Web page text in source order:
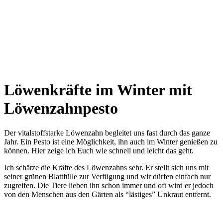
Löwenkräfte im Winter mit
Löwenzahnpesto
Der vitalstoffstarke Löwenzahn begleitet uns fast durch das ganze
Jahr. Ein Pesto ist eine Möglichkeit, ihn auch im Winter genießen zu
können. Hier zeige ich Euch wie schnell und leicht das geht.
Ich schät­ze die Kräf­te des Löwen­zahns sehr. Er stellt sich uns mit
sei­ner grü­nen Blatt­fül­le zur Ver­fü­gung und wir dür­fen ein­fach nur
zugrei­fen. Die Tie­re lie­ben ihn schon immer und oft wird er jedoch
von den Men­schen aus den Gär­ten als “läs­ti­ges” Unkraut entfernt.